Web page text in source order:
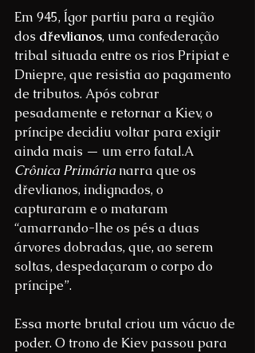
Em 945, Ígor partiu para a região
dos dřevlianos, uma confederação
tribal situada entre os rios Pripiat e
Dniepre, que resistia ao pagamento
de tributos. Após cobrar
pesadamente e retornar a Kiev, o
príncipe decidiu voltar para exigir
ainda mais — um erro fatal.A
Crônica Primária narra que os
dřevlianos, indignados, o
capturaram e o mataram
“amarrando-lhe os pés a duas
árvores dobradas, que, ao serem
soltas, despedaçaram o corpo do
príncipe”.
Essa morte brutal criou um vácuo de
poder. O trono de Kiev passou para